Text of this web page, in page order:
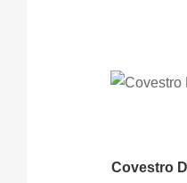
Covestro